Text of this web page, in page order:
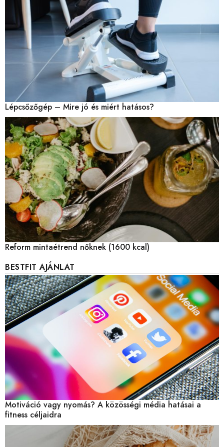
Lépcsőzőgép – Mire jó és miért hatásos?
Reform mintaétrend nőknek (1600 kcal)
BESTFIT AJÁNLAT
Motiváció vagy nyomás? A közösségi média hatásai a
fitness céljaidra